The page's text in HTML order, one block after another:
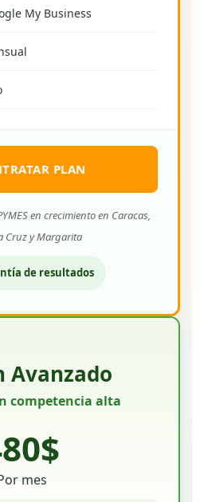
My Business
PLAN
en crecimiento en Caracas,
Cruz y Margarita
de resultados
Avanzado
competencia alta
mes